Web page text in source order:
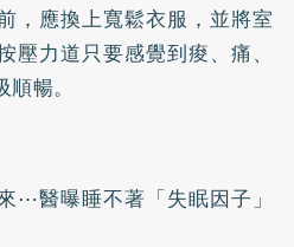
，應換上寬鬆衣服，並將室
壓力道只要感覺到痠、痛、
暢。
⋯醫曝睡不著「失眠因子」